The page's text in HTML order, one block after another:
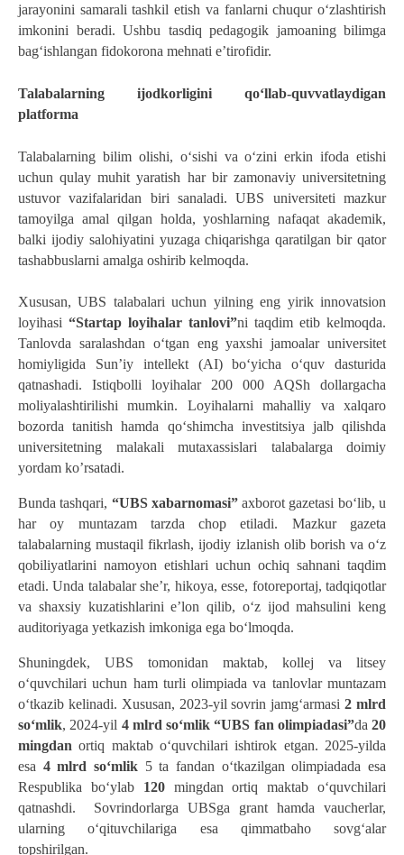
jarayonini samarali tashkil etish va fanlarni chuqur o‘zlashtirish
imkonini beradi. Ushbu tasdiq pedagogik jamoaning bilimga
bag‘ishlangan fidokorona mehnati e’tirofidir.
Talabalarning ijodkorligini qoʻllab-quvvatlaydigan
platforma
Talabalarning bilim olishi, oʻsishi va oʻzini erkin ifoda etishi
uchun qulay muhit yaratish har bir zamonaviy universitetning
ustuvor vazifalaridan biri sanaladi. UBS universiteti mazkur
tamoyilga amal qilgan holda, yoshlarning nafaqat akademik,
balki ijodiy salohiyatini yuzaga chiqarishga qaratilgan bir qator
tashabbuslarni amalga oshirib kelmoqda.
Xususan, UBS talabalari uchun yilning eng yirik innovatsion
loyihasi “Startap loyihalar tanlovi”ni taqdim etib kelmoqda.
Tanlovda saralashdan o‘tgan eng yaxshi jamoalar universitet
homiyligida Sun’iy intellekt (AI) bo‘yicha o‘quv dasturida
qatnashadi. Istiqbolli loyihalar 200 000 AQSh dollargacha
moliyalashtirilishi mumkin. Loyihalarni mahalliy va xalqaro
bozorda tanitish hamda qo‘shimcha investitsiya jalb qilishda
universitetning malakali mutaxassislari talabalarga doimiy
yordam ko’rsatadi.
Bunda tashqari, “UBS xabarnomasi” axborot gazetasi boʻlib, u
har oy muntazam tarzda chop etiladi. Mazkur gazeta
talabalarning mustaqil fikrlash, ijodiy izlanish olib borish va oʻz
qobiliyatlarini namoyon etishlari uchun ochiq sahnani taqdim
etadi. Unda talabalar she’r, hikoya, esse, fotoreportaj, tadqiqotlar
va shaxsiy kuzatishlarini e’lon qilib, oʻz ijod mahsulini keng
auditoriyaga yetkazish imkoniga ega boʻlmoqda.
Shuningdek, UBS tomonidan maktab, kollej va litsey
o‘quvchilari uchun ham turli olimpiada va tanlovlar muntazam
o‘tkazib kelinadi. Xususan, 2023-yil sovrin jamg‘armasi 2 mlrd
so‘mlik, 2024-yil 4 mlrd so‘mlik “UBS fan olimpiadasi”da 20
mingdan ortiq maktab o‘quvchilari ishtirok etgan. 2025-yilda
esa 4 mlrd so‘mlik 5 ta fandan o‘tkazilgan olimpiadada esa
Respublika bo‘ylab 120 mingdan ortiq maktab o‘quvchilari
qatnashdi.  Sovrindorlarga UBSga grant hamda vaucherlar,
ularning o‘qituvchilariga esa qimmatbaho sovg‘alar
topshirilgan.